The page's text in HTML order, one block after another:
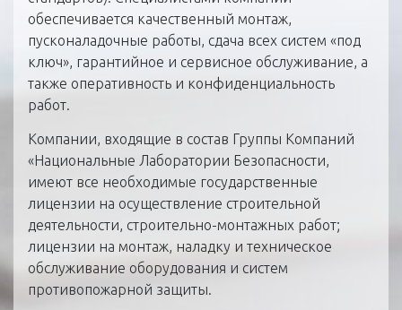
обеспечивается качественный монтаж,
пусконаладочные работы, сдача всех систем «под
ключ», гарантийное и сервисное обслуживание, а
также оперативность и конфиденциальность
работ.
Компании, входящие в состав Группы Компаний
«Национальные Лаборатории Безопасности,
имеют все необходимые государственные
лицензии на осуществление строительной
деятельности, строительно-монтажных работ;
лицензии на монтаж, наладку и техническое
обслуживание оборудования и систем
противопожарной защиты.